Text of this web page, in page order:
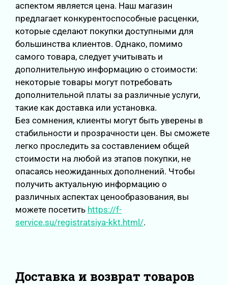
аспектом является цена. Наш магазин
предлагает конкурентоспособные расценки,
которые сделают покупки доступными для
большинства клиентов. Однако, помимо
самого товара, следует учитывать и
дополнительную информацию о стоимости:
некоторые товары могут потребовать
дополнительной платы за различные услуги,
такие как доставка или установка.
Без сомнения, клиенты могут быть уверены в
стабильности и прозрачности цен. Вы сможете
легко проследить за составлением общей
стоимости на любой из этапов покупки, не
опасаясь неожиданных дополнений. Чтобы
получить актуальную информацию о
различных аспектах ценообразования, вы
можете посетить https://f-
service.su/registratsiya-kkt.html/.
Доставка и возврат товаров